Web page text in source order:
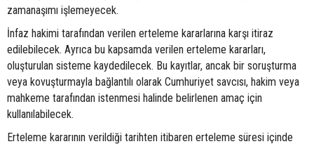
zamanaşımı işlemeyecek.
İnfaz hakimi tarafından verilen erteleme kararlarına karşı itiraz
edilebilecek. Ayrıca bu kapsamda verilen erteleme kararları,
oluşturulan sisteme kaydedilecek. Bu kayıtlar, ancak bir soruşturma
veya kovuşturmayla bağlantılı olarak Cumhuriyet savcısı, hakim veya
mahkeme tarafından istenmesi halinde belirlenen amaç için
kullanılabilecek.
Erteleme kararının verildiği tarihten itibaren erteleme süresi içinde